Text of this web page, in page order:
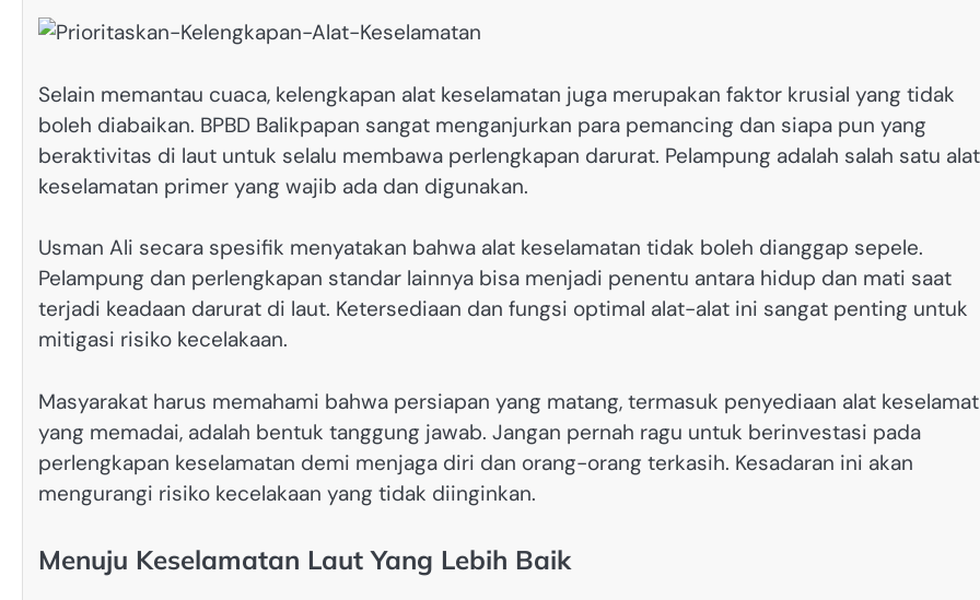
Selain memantau cuaca, kelengkapan alat keselamatan juga merupakan faktor krusial yang tidak
boleh diabaikan. BPBD Balikpapan sangat menganjurkan para pemancing dan siapa pun yang
beraktivitas di laut untuk selalu membawa perlengkapan darurat. Pelampung adalah salah satu alat
keselamatan primer yang wajib ada dan digunakan.
Usman Ali secara spesifik menyatakan bahwa alat keselamatan tidak boleh dianggap sepele.
Pelampung dan perlengkapan standar lainnya bisa menjadi penentu antara hidup dan mati saat
terjadi keadaan darurat di laut. Ketersediaan dan fungsi optimal alat-alat ini sangat penting untuk
mitigasi risiko kecelakaan.
Masyarakat harus memahami bahwa persiapan yang matang, termasuk penyediaan alat
yang memadai, adalah bentuk tanggung jawab. Jangan pernah ragu untuk berinvestasi pada
perlengkapan keselamatan demi menjaga diri dan orang-orang terkasih. Kesadaran ini akan
mengurangi risiko kecelakaan yang tidak diinginkan.
Menuju Keselamatan Laut Yang Lebih Baik